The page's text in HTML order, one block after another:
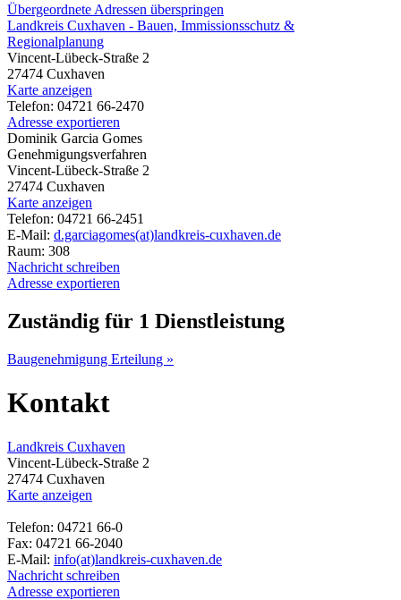
Übergeordnete Adressen überspringen
Landkreis Cuxhaven - Bauen, Immissionsschutz &
Regionalplanung
Vincent-Lübeck-Straße 2
27474 Cuxhaven
Karte anzeigen
Telefon: 04721 66-2470
Adresse exportieren
Dominik Garcia Gomes
Genehmigungsverfahren
Vincent-Lübeck-Straße 2
27474 Cuxhaven
Karte anzeigen
Telefon: 04721 66-2451
E-Mail: d.garciagomes(at)landkreis-cuxhaven.de
Raum: 308
Nachricht schreiben
Adresse exportieren
Zuständig für 1 Dienstleistung
Baugenehmigung Erteilung »
Kontakt
Landkreis Cuxhaven
Vincent-Lübeck-Straße 2
27474 Cuxhaven
Karte anzeigen
Telefon: 04721 66-0
Fax: 04721 66-2040
E-Mail: info(at)landkreis-cuxhaven.de
Nachricht schreiben
Adresse exportieren